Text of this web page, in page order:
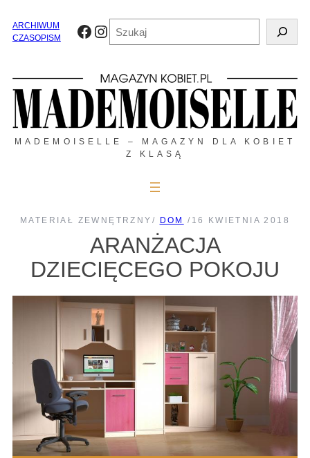
treściARCHIWUM
CZASOPISM
Facebook
Instagram
MADEMOISELLE – MAGAZYN DLA KOBIET
Z KLASĄ
MATERIAŁ ZEWNĘTRZNY / DOM / 16 KWIETNIA 2018
ARANŻACJA
DZIECIĘCEGO POKOJU